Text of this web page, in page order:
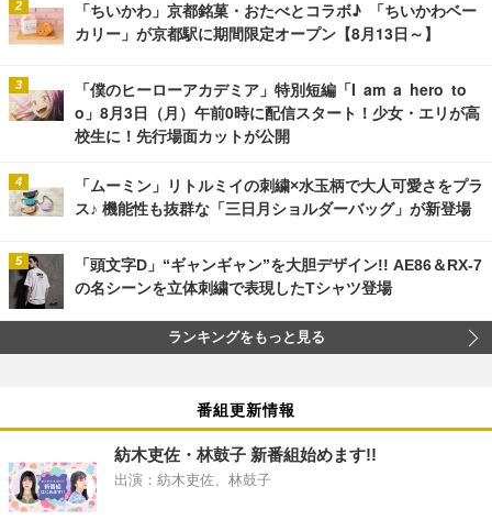
「ちいかわ」京都銘菓・おたべとコラボ♪ 「ちいかわベー
カリー」が京都駅に期間限定オープン【8月13日～】
「僕のヒーローアカデミア」特別短編「I am a hero to
o」8月3日（月）午前0時に配信スタート！少女・エリが高
校生に！先行場面カットが公開
「ムーミン」リトルミイの刺繍×水玉柄で大人可愛さをプラ
ス♪ 機能性も抜群な「三日月ショルダーバッグ」が新登場
「頭文字D」“ギャンギャン”を大胆デザイン!! AE86＆RX-7
の名シーンを立体刺繍で表現したTシャツ登場
ランキングをもっと見る
番組更新情報
紡木吏佐・林鼓子 新番組始めます!!
出演：紡木吏佐、林鼓子